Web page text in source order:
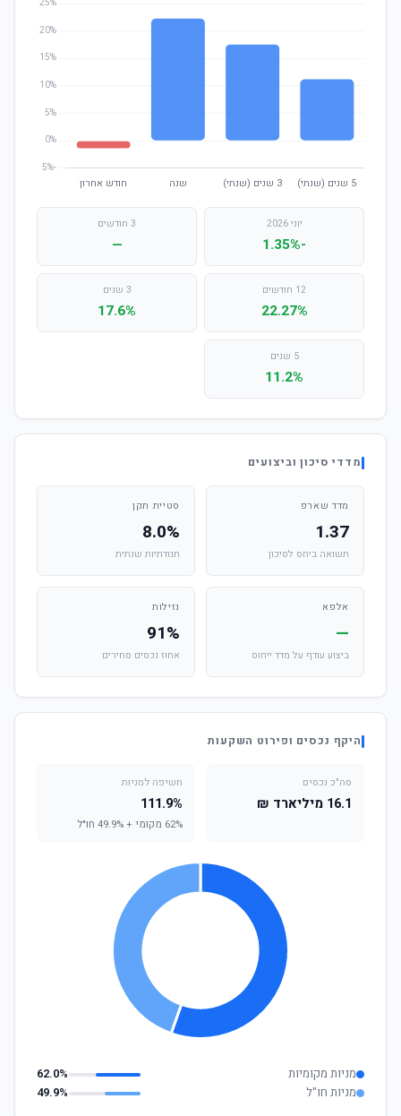
יוני 2026
-1.35%
3 חודשים
—
12 חודשים
22.27%
3 שנים
17.6%
5 שנים
11.2%
מדדי סיכון וביצועים
מדד שארפ
1.37
תשואה ביחס לסיכון
סטיית תקן
8.0%
תנודתיות שנתית
אלפא
—
ביצוע עודף על מדד ייחוס
נזילות
91%
אחוז נכסים סחירים
היקף נכסים ופירוט השקעות
סה"כ נכסים
16.1 מיליארד ₪
חשיפה למניות
111.9%
62% מקומי + 49.9% חו"ל
מניות מקומיות
62.0%
מניות חו"ל
49.9%